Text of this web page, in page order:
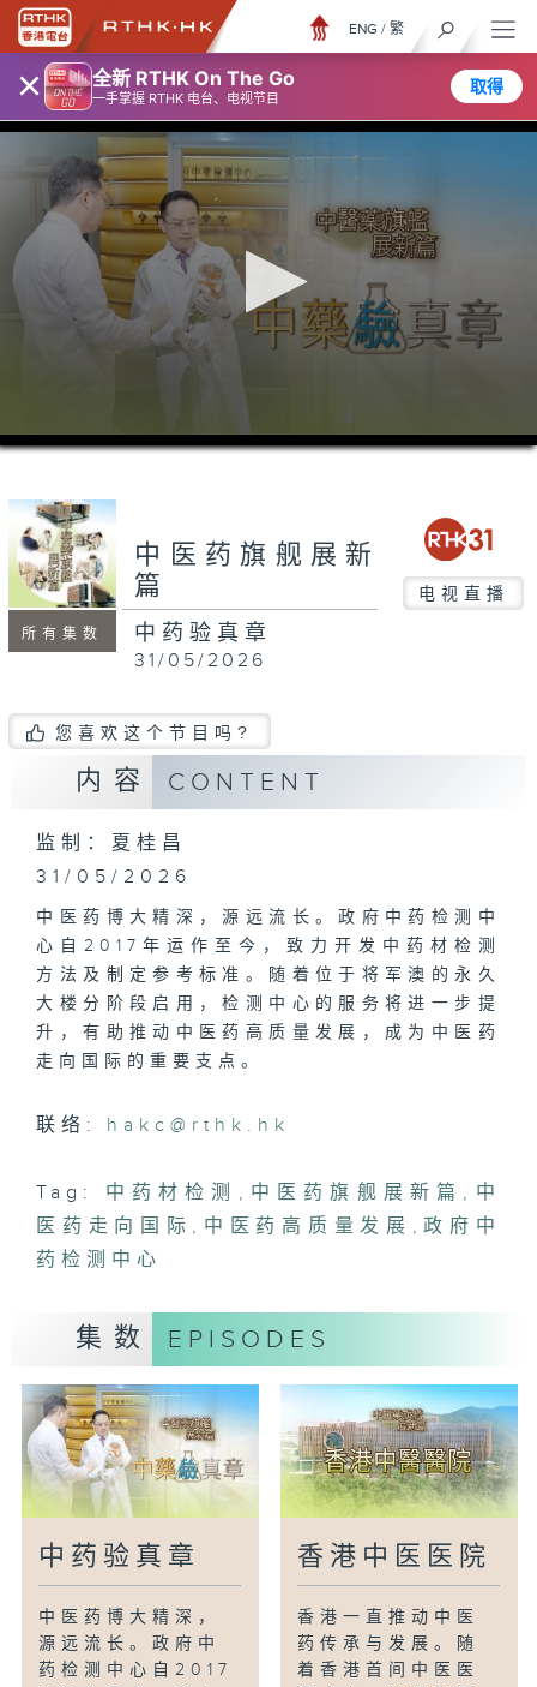
× 全新 RTHK On The Go
一手掌握 RTHK 电台、电视节目
取得
ENG / 繁
0
seconds
minutes,
seconds
所有集数
中医药旗舰展新
篇
电视直播
中药验真章
31/05/2026
您喜欢这个节目吗?
内容 CONTENT
监制：夏桂昌
31/05/2026
中医药博大精深，源远流长。政府中药检测中
心自2017年运作至今，致力开发中药材检测
方法及制定参考标准。随着位于将军澳的永久
大楼分阶段启用，检测中心的服务将进一步提
升，有助推动中医药高质量发展，成为中医药
走向国际的重要支点。
联络: hakc@rthk.hk
Tag: 中药材检测 , 中医药旗舰展新篇 , 中
医药走向国际 , 中医药高质量发展 , 政府中
药检测中心
集数 EPISODES
中药验真章
中医药博大精深，
源远流长。政府中
药检测中心自2017
香港中医医院
香港一直推动中医
药传承与发展。随
着香港首间中医医